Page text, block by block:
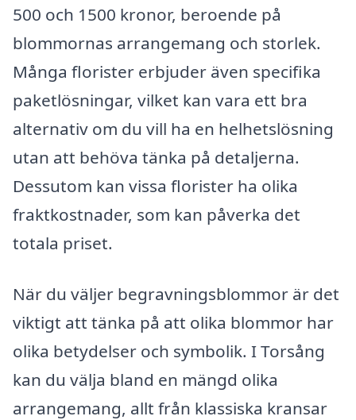
500 och 1500 kronor, beroende på
blommornas arrangemang och storlek.
Många florister erbjuder även specifika
paketlösningar, vilket kan vara ett bra
alternativ om du vill ha en helhetslösning
utan att behöva tänka på detaljerna.
Dessutom kan vissa florister ha olika
fraktkostnader, som kan påverka det
totala priset.
När du väljer begravningsblommor är det
viktigt att tänka på att olika blommor har
olika betydelser och symbolik. I Torsång
kan du välja bland en mängd olika
arrangemang, allt från klassiska kransar